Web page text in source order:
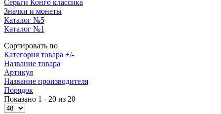
Серьги Конго классика
Значки и монеты
Каталог №5
Каталог №1
Сортировать по
Категория товара +/-
Название товара
Артикул
Название производителя
Порядок
Показано 1 - 20 из 20